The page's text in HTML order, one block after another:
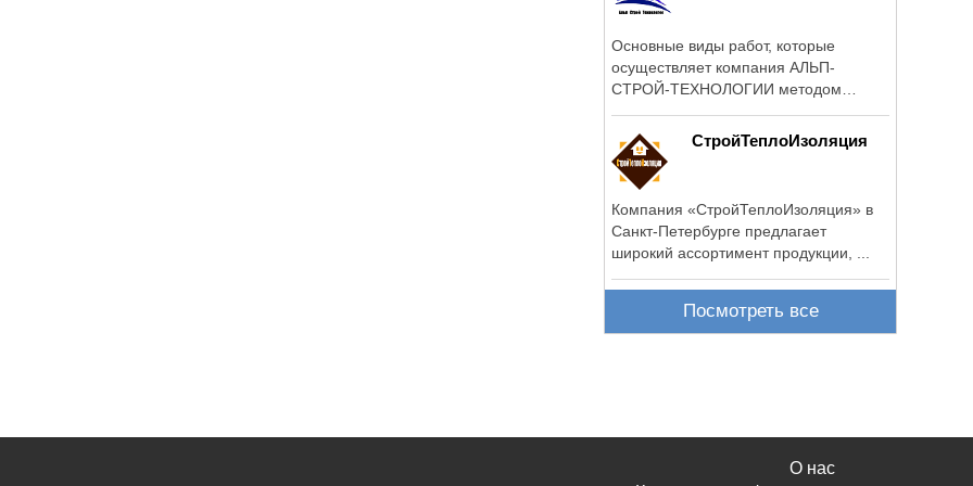
Основные виды работ, которые
осуществляет компания АЛЬП-
СТРОЙ-ТЕХНОЛОГИИ методом
СтройТеплоИзоляция
Компания «СтройТеплоИзоляция» в
Санкт-Петербурге предлагает
широкий ассортимент продукции, ...
Посмотреть все
О нас